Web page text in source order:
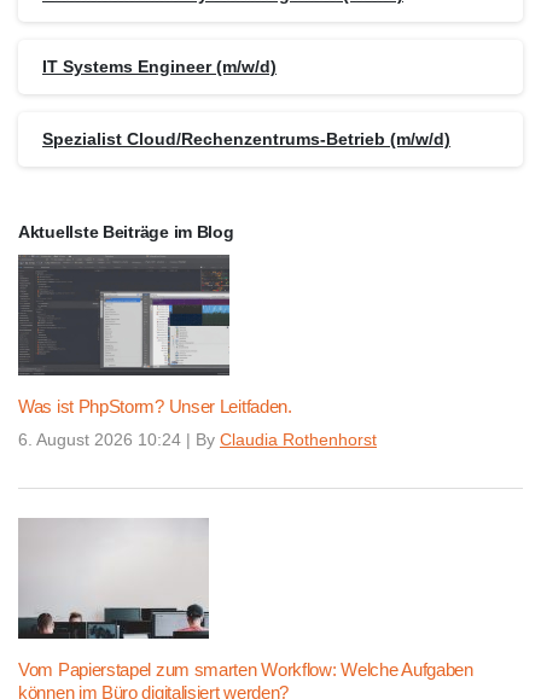
IT Systems Engineer (m/w/d)
Spezialist Cloud/Rechenzentrums-Betrieb (m/w/d)
Aktuellste Beiträge im Blog
Was ist PhpStorm? Unser Leitfaden.
6. August 2026 10:24 | By Claudia Rothenhorst
Vom Papierstapel zum smarten Workflow: Welche Aufgaben
können im Büro digitalisiert werden?